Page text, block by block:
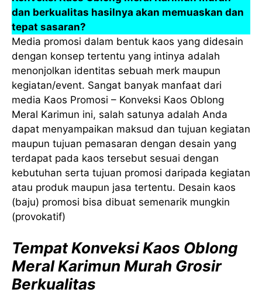
dan berkualitas hasilnya akan memuaskan dan
tepat sasaran?
Media promosi dalam bentuk kaos yang didesain
dengan konsep tertentu yang intinya adalah
menonjolkan identitas sebuah merk maupun
kegiatan/event. Sangat banyak manfaat dari
media Kaos Promosi – Konveksi Kaos Oblong
Meral Karimun ini, salah satunya adalah Anda
dapat menyampaikan maksud dan tujuan kegiatan
maupun tujuan pemasaran dengan desain yang
terdapat pada kaos tersebut sesuai dengan
kebutuhan serta tujuan promosi daripada kegiatan
atau produk maupun jasa tertentu. Desain kaos
(baju) promosi bisa dibuat semenarik mungkin
(provokatif)
Tempat Konveksi Kaos Oblong
Meral Karimun Murah Grosir
Berkualitas